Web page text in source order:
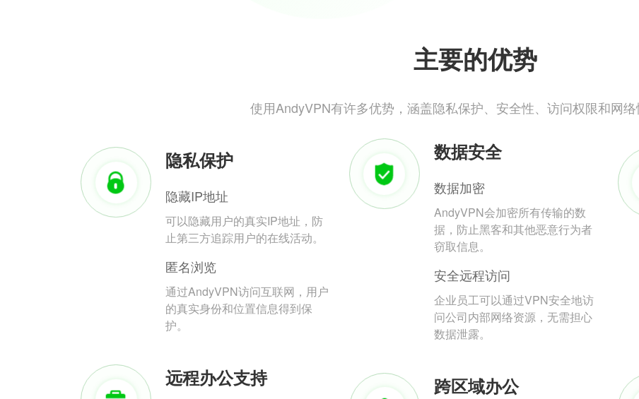
主要的优势
使用AndyVPN有许多优势，涵盖隐私保护、安全性、访问权限和网
隐私保护
隐藏IP地址
可以隐藏用户的真实IP地址，防
止第三方追踪用户的在线活动。
匿名浏览
通过AndyVPN访问互联网，用户
的真实身份和位置信息得到保
护。
数据安全
数据加密
AndyVPN会加密所有传输的数
据，防止黑客和其他恶意行为者
窃取信息。
安全远程访问
企业员工可以通过VPN安全地访
问公司内部网络资源，无需担心
数据泄露。
远程办公支持 跨区域办公